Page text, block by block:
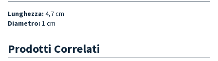
Lunghezza: 4,7 cm
Diametro: 1 cm
Prodotti Correlati